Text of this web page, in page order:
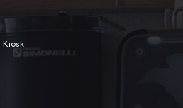
Kiosk